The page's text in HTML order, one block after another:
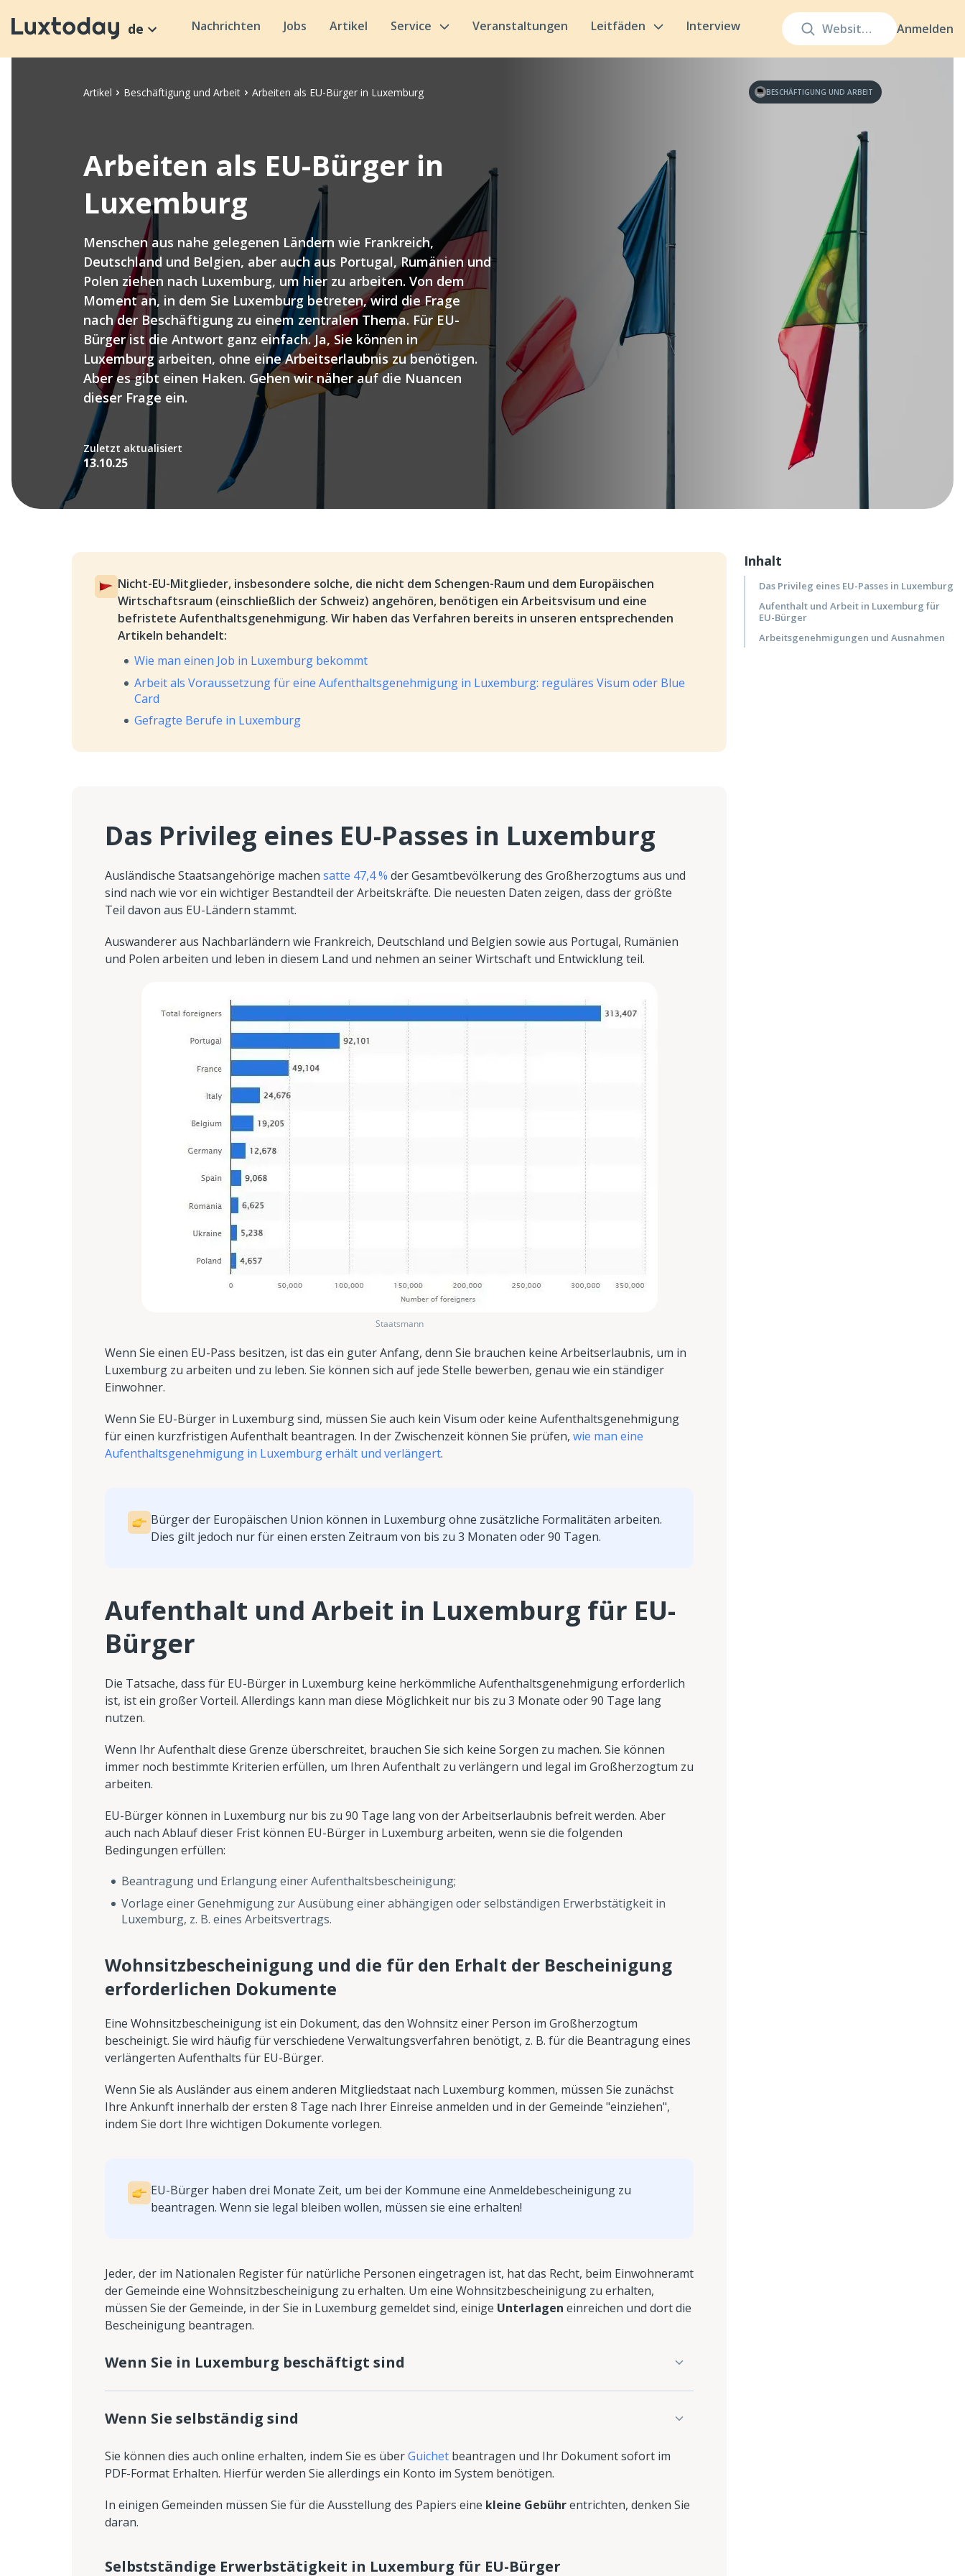
Anmelden
de Nachrichten Jobs Artikel Service Veranstaltungen Leitfäden Interview
Artikel Beschäftigung und Arbeit Arbeiten als EU-Bürger in Luxemburg BESCHÄFTIGUNG UND ARBEIT
Arbeiten als EU-Bürger in
Luxemburg
Menschen aus nahe gelegenen Ländern wie Frankreich,
Deutschland und Belgien, aber auch aus Portugal, Rumänien und
Polen ziehen nach Luxemburg, um hier zu arbeiten. Von dem
Moment an, in dem Sie Luxemburg betreten, wird die Frage
nach der Beschäftigung zu einem zentralen Thema. Für EU-
Bürger ist die Antwort ganz einfach. Ja, Sie können in
Luxemburg arbeiten, ohne eine Arbeitserlaubnis zu benötigen.
Aber es gibt einen Haken. Gehen wir näher auf die Nuancen
dieser Frage ein.
Zuletzt aktualisiert
13.10.25
Inhalt
Das Privileg eines EU-Passes in Luxemburg
Aufenthalt und Arbeit in Luxemburg für
EU-Bürger
Arbeitsgenehmigungen und Ausnahmen
Nicht-EU-Mitglieder, insbesondere solche, die nicht dem Schengen-Raum und dem Europäischen
Wirtschaftsraum (einschließlich der Schweiz) angehören, benötigen ein Arbeitsvisum und eine
befristete Aufenthaltsgenehmigung. Wir haben das Verfahren bereits in unseren entsprechenden
Artikeln behandelt:
Wie man einen Job in Luxemburg bekommt
Arbeit als Voraussetzung für eine Aufenthaltsgenehmigung in Luxemburg: reguläres Visum oder Blue
Card
Gefragte Berufe in Luxemburg
Das Privileg eines EU-Passes in Luxemburg
Ausländische Staatsangehörige machen satte 47,4 % der Gesamtbevölkerung des Großherzogtums aus und
sind nach wie vor ein wichtiger Bestandteil der Arbeitskräfte. Die neuesten Daten zeigen, dass der größte
Teil davon aus EU-Ländern stammt.
Auswanderer aus Nachbarländern wie Frankreich, Deutschland und Belgien sowie aus Portugal, Rumänien
und Polen arbeiten und leben in diesem Land und nehmen an seiner Wirtschaft und Entwicklung teil.
Staatsmann
Wenn Sie einen EU-Pass besitzen, ist das ein guter Anfang, denn Sie brauchen keine Arbeitserlaubnis, um in
Luxemburg zu arbeiten und zu leben. Sie können sich auf jede Stelle bewerben, genau wie ein ständiger
Einwohner.
Wenn Sie EU-Bürger in Luxemburg sind, müssen Sie auch kein Visum oder keine Aufenthaltsgenehmigung
für einen kurzfristigen Aufenthalt beantragen. In der Zwischenzeit können Sie prüfen, wie man eine
Aufenthaltsgenehmigung in Luxemburg erhält und verlängert.
Bürger der Europäischen Union können in Luxemburg ohne zusätzliche Formalitäten arbeiten.
Dies gilt jedoch nur für einen ersten Zeitraum von bis zu 3 Monaten oder 90 Tagen.
Aufenthalt und Arbeit in Luxemburg für EU-
Bürger
Die Tatsache, dass für EU-Bürger in Luxemburg keine herkömmliche Aufenthaltsgenehmigung erforderlich
ist, ist ein großer Vorteil. Allerdings kann man diese Möglichkeit nur bis zu 3 Monate oder 90 Tage lang
nutzen.
Wenn Ihr Aufenthalt diese Grenze überschreitet, brauchen Sie sich keine Sorgen zu machen. Sie können
immer noch bestimmte Kriterien erfüllen, um Ihren Aufenthalt zu verlängern und legal im Großherzogtum zu
arbeiten.
EU-Bürger können in Luxemburg nur bis zu 90 Tage lang von der Arbeitserlaubnis befreit werden. Aber
auch nach Ablauf dieser Frist können EU-Bürger in Luxemburg arbeiten, wenn sie die folgenden
Bedingungen erfüllen:
Beantragung und Erlangung einer Aufenthaltsbescheinigung;
Vorlage einer Genehmigung zur Ausübung einer abhängigen oder selbständigen Erwerbstätigkeit in
Luxemburg, z. B. eines Arbeitsvertrags.
Wohnsitzbescheinigung und die für den Erhalt der Bescheinigung
erforderlichen Dokumente
Eine Wohnsitzbescheinigung ist ein Dokument, das den Wohnsitz einer Person im Großherzogtum
bescheinigt. Sie wird häufig für verschiedene Verwaltungsverfahren benötigt, z. B. für die Beantragung eines
verlängerten Aufenthalts für EU-Bürger.
Wenn Sie als Ausländer aus einem anderen Mitgliedstaat nach Luxemburg kommen, müssen Sie zunächst
Ihre Ankunft innerhalb der ersten 8 Tage nach Ihrer Einreise anmelden und in der Gemeinde "einziehen",
indem Sie dort Ihre wichtigen Dokumente vorlegen.
EU-Bürger haben drei Monate Zeit, um bei der Kommune eine Anmeldebescheinigung zu
beantragen. Wenn sie legal bleiben wollen, müssen sie eine erhalten!
Jeder, der im Nationalen Register für natürliche Personen eingetragen ist, hat das Recht, beim Einwohneramt
der Gemeinde eine Wohnsitzbescheinigung zu erhalten. Um eine Wohnsitzbescheinigung zu erhalten,
müssen Sie der Gemeinde, in der Sie in Luxemburg gemeldet sind, einige Unterlagen einreichen und dort die
Bescheinigung beantragen.
Wenn Sie in Luxemburg beschäftigt sind
Wenn Sie selbständig sind
Sie können dies auch online erhalten, indem Sie es überGuichet beantragen und Ihr Dokument sofort im
PDF-Format Erhalten. Hierfür werden Sie allerdings ein Konto im System benötigen.
In einigen Gemeinden müssen Sie für die Ausstellung des Papiers eine kleine Gebührentrichten, denken Sie
daran.
Selbstständige Erwerbstätigkeit in Luxemburg für EU-Bürger